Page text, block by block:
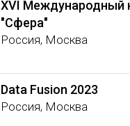
XVI Международный
"Сфера"
Россия, Москва
Data Fusion 2023
Россия, Москва